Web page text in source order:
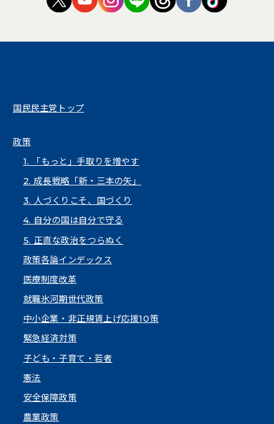
国民民主党トップ
政策
1. 「もっと」手取りを増やす
2. 成長戦略「新・三本の矢」
3. 人づくりこそ、国づくり
4. 自分の国は自分で守る
5. 正直な政治をつらぬく
政策各論インデックス
医療制度改革
就職氷河期世代政策
中小企業・非正規賃上げ応援10策
緊急経済対策
子ども・子育て・若者
憲法
安全保障政策
農業政策